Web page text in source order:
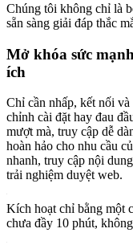
Chúng tôi không chỉ là
sẵn sàng giải đáp thắc
Mở khóa sức
ích
Chỉ cần nhấp, kết nối
chỉnh cài đặt hay đau
mượt mà, truy cập dễ
hoàn hảo cho nhu cầu
nhanh, truy cập nội
trải nghiệm duyệt web.
Kích hoạt chỉ bằng một
chưa đầy 10 phút,